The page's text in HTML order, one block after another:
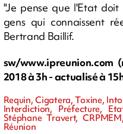
"Je pense que l'Etat
gens qui connaissent
Bertrand Baillif.
sw/www.ipreunion.com
2018 à 3h - actualisé à
Requin, Cigatera, Toxine,
Interdiction, Préfecture,
Stéphane Travert,
Réunion